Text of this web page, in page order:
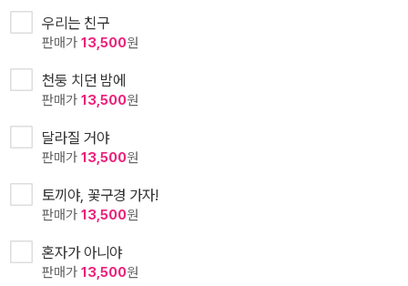
우리는 친구
판매가 13,500원
천둥 치던 밤에
판매가 13,500원
달라질 거야
판매가 13,500원
토끼야, 꽃구경 가자!
판매가 13,500원
혼자가 아니야
판매가 13,500원